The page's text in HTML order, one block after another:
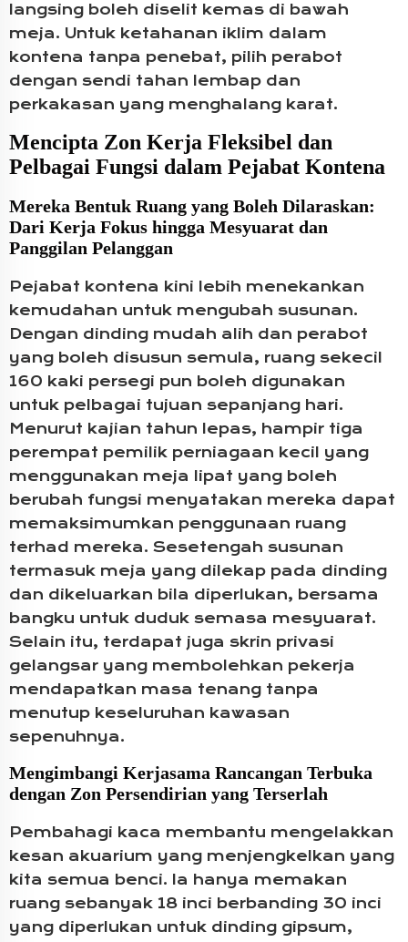
langsing boleh diselit kemas di bawah
meja. Untuk ketahanan iklim dalam
kontena tanpa penebat, pilih perabot
dengan sendi tahan lembap dan
perkakasan yang menghalang karat.
Mencipta Zon Kerja Fleksibel dan
Pelbagai Fungsi dalam Pejabat Kontena
Mereka Bentuk Ruang yang Boleh Dilaraskan:
Dari Kerja Fokus hingga Mesyuarat dan
Panggilan Pelanggan
Pejabat kontena kini lebih menekankan
kemudahan untuk mengubah susunan.
Dengan dinding mudah alih dan perabot
yang boleh disusun semula, ruang sekecil
160 kaki persegi pun boleh digunakan
untuk pelbagai tujuan sepanjang hari.
Menurut kajian tahun lepas, hampir tiga
perempat pemilik perniagaan kecil yang
menggunakan meja lipat yang boleh
berubah fungsi menyatakan mereka dapat
memaksimumkan penggunaan ruang
terhad mereka. Sesetengah susunan
termasuk meja yang dilekap pada dinding
dan dikeluarkan bila diperlukan, bersama
bangku untuk duduk semasa mesyuarat.
Selain itu, terdapat juga skrin privasi
gelangsar yang membolehkan pekerja
mendapatkan masa tenang tanpa
menutup keseluruhan kawasan
sepenuhnya.
Mengimbangi Kerjasama Rancangan Terbuka
dengan Zon Persendirian yang Terserlah
Pembahagi kaca membantu mengelakkan
kesan akuarium yang menjengkelkan yang
kita semua benci. Ia hanya memakan
ruang sebanyak 18 inci berbanding 30 inci
yang diperlukan untuk dinding gipsum,